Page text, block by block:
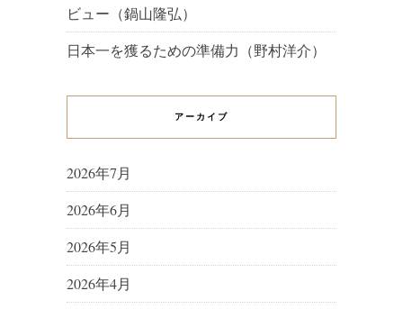
ビュー（鍋山隆弘）
日本一を獲るための準備力（野村洋介）
アーカイブ
2026年7月
2026年6月
2026年5月
2026年4月